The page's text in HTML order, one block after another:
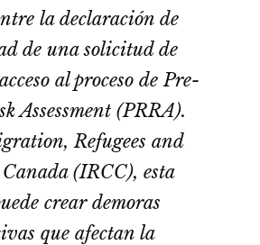
la declaración de
de una solicitud de
al proceso de Pre-
Assessment (PRRA).
Refugees and
(IRCC), esta
crear demoras
que afectan la